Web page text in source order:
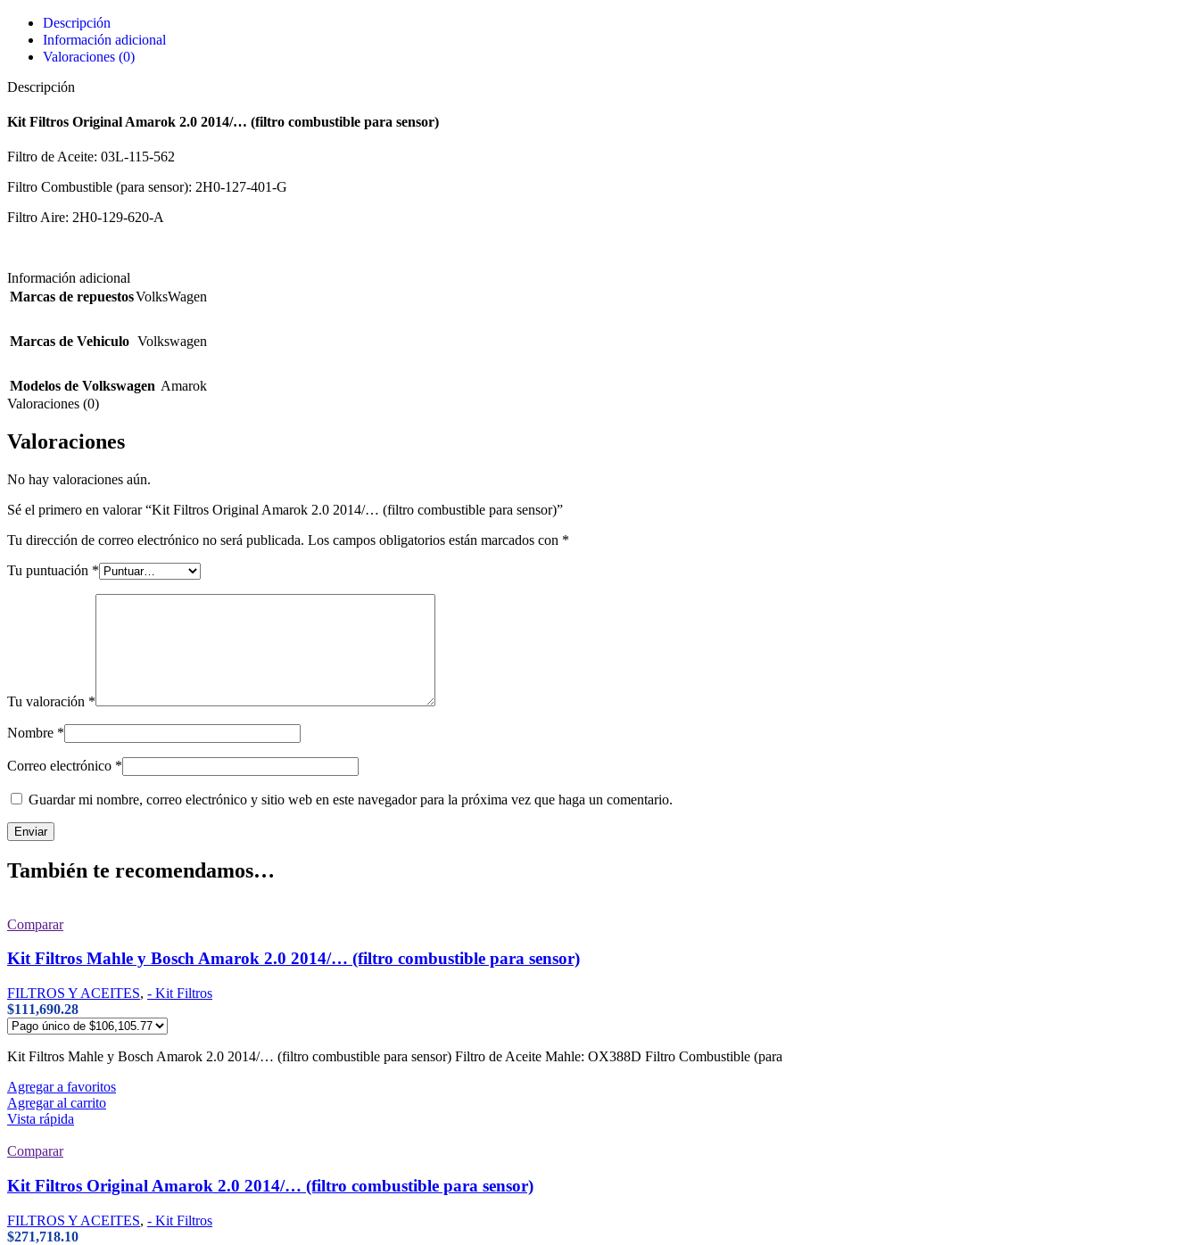
Descripción
Información adicional
Valoraciones (0)
Descripción
Kit Filtros Original Amarok 2.0 2014/… (filtro combustible para sensor)
Filtro de Aceite: 03L-115-562
Filtro Combustible (para sensor): 2H0-127-401-G
Filtro Aire: 2H0-129-620-A
Información adicional
Marcas de repuestosVolksWagen
Marcas de Vehiculo Volkswagen
Modelos de Volkswagen Amarok
Valoraciones (0)
Valoraciones
No hay valoraciones aún.
Sé el primero en valorar “Kit Filtros Original Amarok 2.0 2014/… (filtro combustible para sensor)”
Tu dirección de correo electrónico no será publicada. Los campos obligatorios están marcados con *
Tu puntuación *
Tu valoración *
Nombre *
Correo electrónico *
Guardar mi nombre, correo electrónico y sitio web en este navegador para la próxima vez que haga un comentario.
También te recomendamos…
Comparar
Kit Filtros Mahle y Bosch Amarok 2.0 2014/… (filtro combustible para sensor)
FILTROS Y ACEITES, - Kit Filtros
$111,690.28
Kit Filtros Mahle y Bosch Amarok 2.0 2014/… (filtro combustible para sensor) Filtro de Aceite Mahle: OX388D Filtro Combustible (para
Agregar a favoritos
Agregar al carrito
Vista rápida
Comparar
Kit Filtros Original Amarok 2.0 2014/… (filtro combustible para sensor)
FILTROS Y ACEITES, - Kit Filtros
$271,718.10